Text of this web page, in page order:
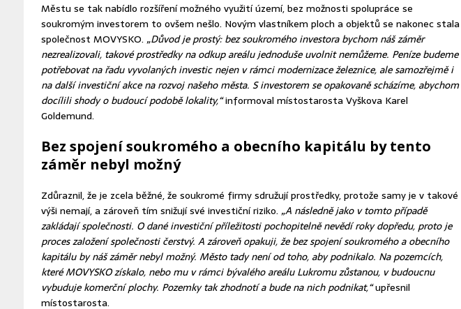
Městu se tak nabídlo rozšíření možného využití území, bez možnosti spolupráce se
soukromým investorem to ovšem nešlo. Novým vlastníkem ploch a objektů se nakonec stala
společnost MOVYSKO. „Důvod je prostý: bez soukromého investora bychom náš záměr
nezrealizovali, takové prostředky na odkup areálu jednoduše uvolnit nemůžeme. Peníze budeme
potřebovat na řadu vyvolaných investic nejen v rámci modernizace železnice, ale samozřejmě i
na další investiční akce na rozvoj našeho města. S investorem se opakovaně scházíme, abychom
docílili shody o budoucí podobě lokality,“informoval místostarosta Vyškova Karel
Goldemund.
Bez spojení soukromého a obecního kapitálu by tento
záměr nebyl možný
Zdůraznil, že je zcela běžné, že soukromé firmy sdružují prostředky, protože samy je v takové
výši nemají, a zároveň tím snižují své investiční riziko. „A následně jako v tomto případě
zakládají společnosti. O dané investiční příležitosti pochopitelně nevědí roky dopředu, proto je
proces založení společnosti čerstvý. A zároveň opakuji, že bez spojení soukromého a obecního
kapitálu by náš záměr nebyl možný. Město tady není od toho, aby podnikalo. Na pozemcích,
které MOVYSKO získalo, nebo mu v rámci bývalého areálu Lukromu zůstanou, v budoucnu
vybuduje komerční plochy. Pozemky tak zhodnotí a bude na nich podnikat,“upřesnil
místostarosta.